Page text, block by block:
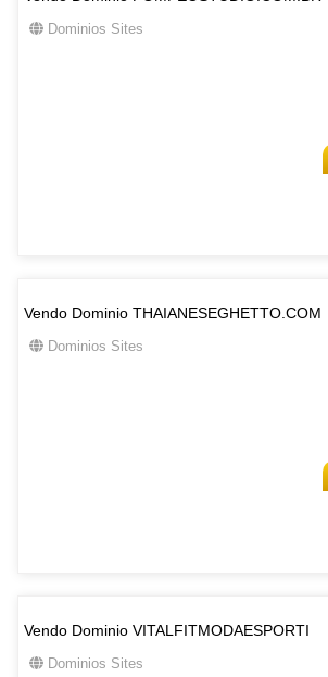
Dominios Sites
Vendo Dominio THAIANESEGHETTO.COM
Dominios Sites
Vendo Dominio VITALFITMODAESPORTI
Dominios Sites